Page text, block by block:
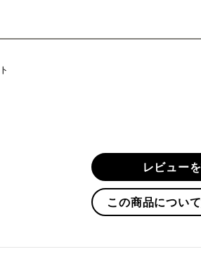
レビュー
この商品につい